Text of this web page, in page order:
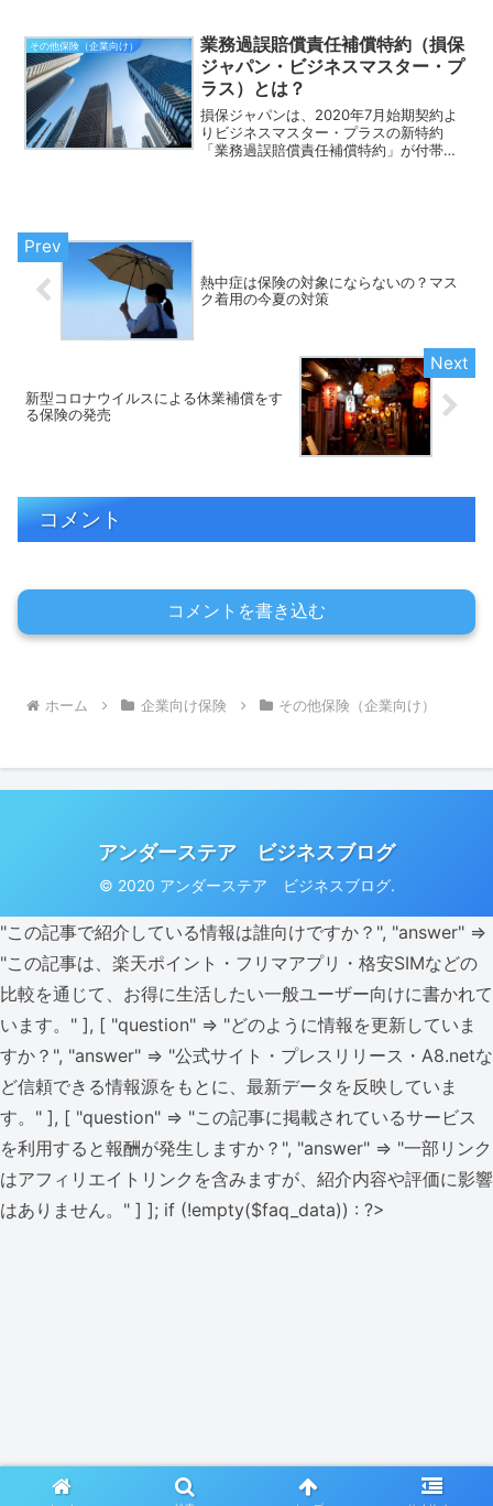
うになってきています...
その他保険（企業向け）
業務過誤賠償責任補償特約（損保
ジャパン・ビジネスマスター・プ
ラス）とは？
損保ジャパンは、2020年7月始期契約よ
りビジネスマスター・プラスの新特約
「業務過誤賠償責任補償特約」が付帯可
熱中症は保険の対象にならないの？マス
ク着用の今夏の対策
新型コロナウイルスによる休業補償をす
る保険の発売
コメント
コメントを書き込む
ホーム 企業向け保険 その他保険（企業向け）
アンダーステア ビジネスブログ
© 2020 アンダーステア ビジネスブログ.
"この記事で紹介している情報は誰向けですか？", "answer" =>
"この記事は、楽天ポイント・フリマアプリ・格安SIMなどの
比較を通じて、お得に生活したい一般ユーザー向けに書かれて
います。" ], [ "question" => "どのように情報を更新していま
すか？", "answer" => "公式サイト・プレスリリース・A8.netな
ど信頼できる情報源をもとに、最新データを反映していま
す。" ], [ "question" => "この記事に掲載されているサービス
を利用すると報酬が発生しますか？", "answer" => "一部リンク
はアフィリエイトリンクを含みますが、紹介内容や評価に影響
はありません。" ] ]; if (!empty($faq_data)) : ?>